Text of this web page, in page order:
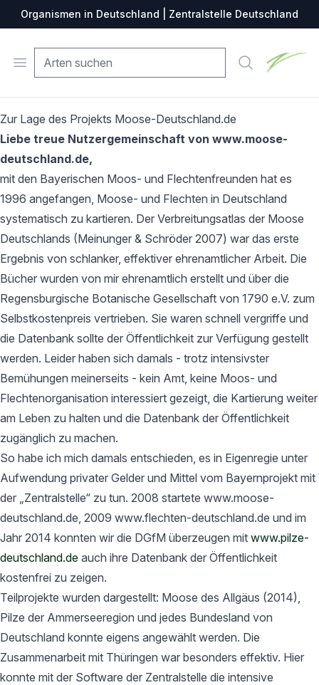
Organismen in Deutschland | Zentralstelle Deutschland
Open menu Suche
Zur Lage des Projekts Moose-Deutschland.de
Liebe treue Nutzergemeinschaft von www.moose-
deutschland.de,
mit den Bayerischen Moos- und Flechtenfreunden hat es
1996 angefangen, Moose- und Flechten in Deutschland
systematisch zu kartieren. Der Verbreitungsatlas der Moose
Deutschlands (Meinunger & Schröder 2007) war das erste
Ergebnis von schlanker, effektiver ehrenamtlicher Arbeit. Die
Bücher wurden von mir ehrenamtlich erstellt und über die
Regensburgische Botanische Gesellschaft von 1790 e.V. zum
Selbstkostenpreis vertrieben. Sie waren schnell vergriffe und
die Datenbank sollte der Öffentlichkeit zur Verfügung gestellt
werden. Leider haben sich damals - trotz intensivster
Bemühungen meinerseits - kein Amt, keine Moos- und
Flechtenorganisation interessiert gezeigt, die Kartierung weiter
am Leben zu halten und die Datenbank der Öffentlichkeit
zugänglich zu machen.
So habe ich mich damals entschieden, es in Eigenregie unter
Aufwendung privater Gelder und Mittel vom Bayernprojekt mit
der „Zentralstelle“ zu tun. 2008 startete www.moose-
deutschland.de, 2009 www.flechten-deutschland.de und im
Jahr 2014 konnten wir die DGfM überzeugen mit www.pilze-
deutschland.de auch ihre Datenbank der Öffentlichkeit
kostenfrei zu zeigen.
Teilprojekte wurden dargestellt: Moose des Allgäus (2014),
Pilze der Ammerseeregion und jedes Bundesland von
Deutschland konnte eigens angewählt werden. Die
Zusammenarbeit mit Thüringen war besonders effektiv. Hier
konnte mit der Software der Zentralstelle die intensive